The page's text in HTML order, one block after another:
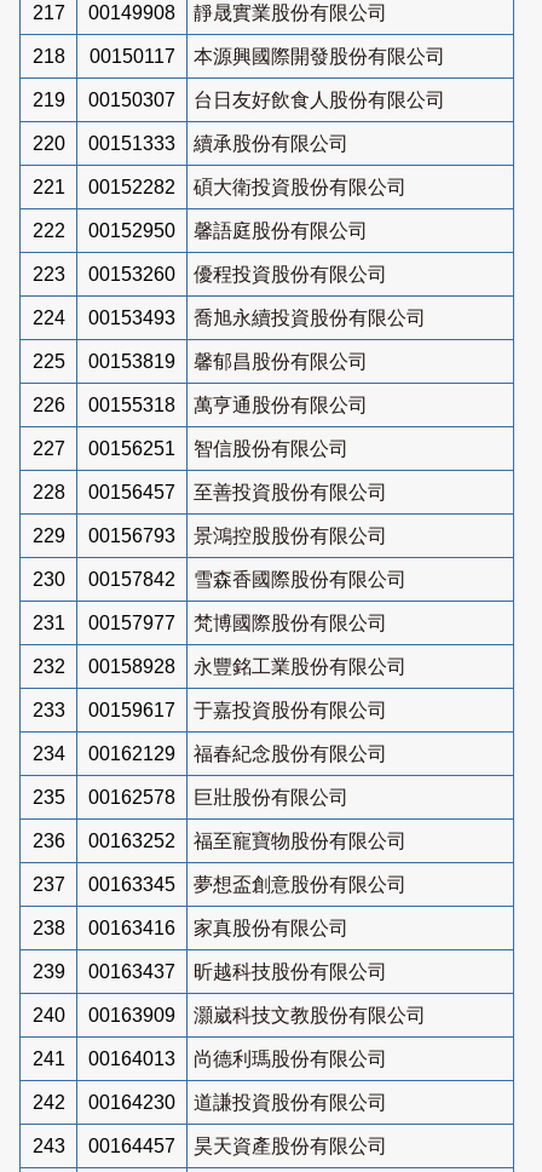
217 00149908 靜晟實業股份有限公司
218 00150117 本源興國際開發股份有限公司
219 00150307 台日友好飲食人股份有限公司
220 00151333 續承股份有限公司
221 00152282 碩大衛投資股份有限公司
222 00152950 馨語庭股份有限公司
223 00153260 優程投資股份有限公司
224 00153493 喬旭永續投資股份有限公司
225 00153819 馨郁昌股份有限公司
226 00155318 萬亨通股份有限公司
227 00156251 智信股份有限公司
228 00156457 至善投資股份有限公司
229 00156793 景鴻控股股份有限公司
230 00157842 雪森香國際股份有限公司
231 00157977 梵博國際股份有限公司
232 00158928 永豐銘工業股份有限公司
233 00159617 于嘉投資股份有限公司
234 00162129 福春紀念股份有限公司
235 00162578 巨壯股份有限公司
236 00163252 福至寵寶物股份有限公司
237 00163345 夢想盃創意股份有限公司
238 00163416 家真股份有限公司
239 00163437 昕越科技股份有限公司
240 00163909 灝崴科技文教股份有限公司
241 00164013 尚德利瑪股份有限公司
242 00164230 道謙投資股份有限公司
243 00164457 昊天資產股份有限公司